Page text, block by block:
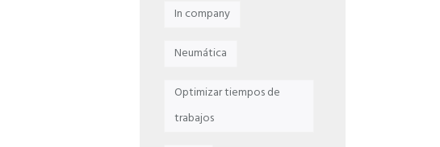
In company
Neumática
Optimizar tiempos de
trabajos